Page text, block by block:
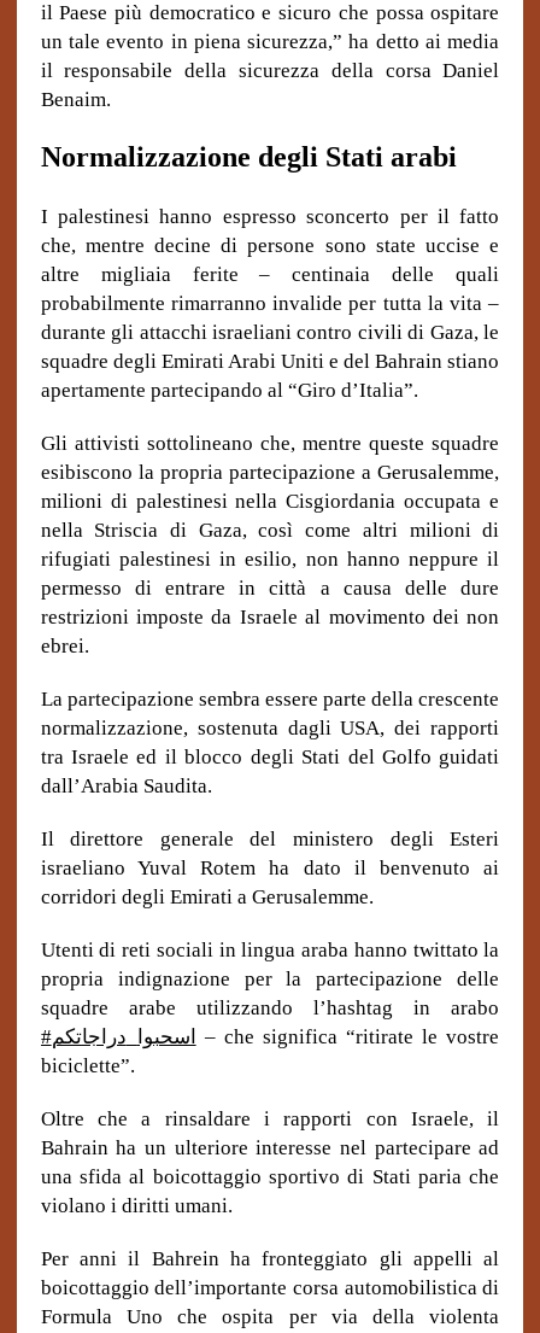
il Paese più democratico e sicuro che possa ospitare
un tale evento in piena sicurezza,” ha detto ai media
il responsabile della sicurezza della corsa Daniel
Benaim.
Normalizzazione degli Stati arabi
I palestinesi hanno espresso sconcerto per il fatto
che, mentre decine di persone sono state uccise e
altre migliaia ferite – centinaia delle quali
probabilmente rimarranno invalide per tutta la vita –
durante gli attacchi israeliani contro civili di Gaza, le
squadre degli Emirati Arabi Uniti e del Bahrain stiano
apertamente partecipando al “Giro d’Italia”.
Gli attivisti sottolineano che, mentre queste squadre
esibiscono la propria partecipazione a Gerusalemme,
milioni di palestinesi nella Cisgiordania occupata e
nella Striscia di Gaza, così come altri milioni di
rifugiati palestinesi in esilio, non hanno neppure il
permesso di entrare in città a causa delle dure
restrizioni imposte da Israele al movimento dei non
ebrei.
La partecipazione sembra essere parte della crescente
normalizzazione, sostenuta dagli USA, dei rapporti
tra Israele ed il blocco degli Stati del Golfo guidati
dall’Arabia Saudita.
Il direttore generale del ministero degli Esteri
israeliano Yuval Rotem ha dato il benvenuto ai
corridori degli Emirati a Gerusalemme.
Utenti di reti sociali in lingua araba hanno twittato la
propria indignazione per la partecipazione delle
squadre arabe utilizzando l’hashtag in arabo
#
اسحبوا دراجاتكم – che significa “ritirate le vostre
biciclette”.
Oltre che a rinsaldare i rapporti con Israele, il
Bahrain ha un ulteriore interesse nel partecipare ad
una sfida al boicottaggio sportivo di Stati paria che
violano i diritti umani.
Per anni il Bahrein ha fronteggiato gli appelli al
boicottaggio dell’importante corsa automobilistica di
Formula Uno che ospita per via della violenta